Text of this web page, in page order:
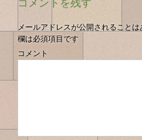
コメントを残す
メールアドレスが公開されることは
欄は必須項目です
コメント